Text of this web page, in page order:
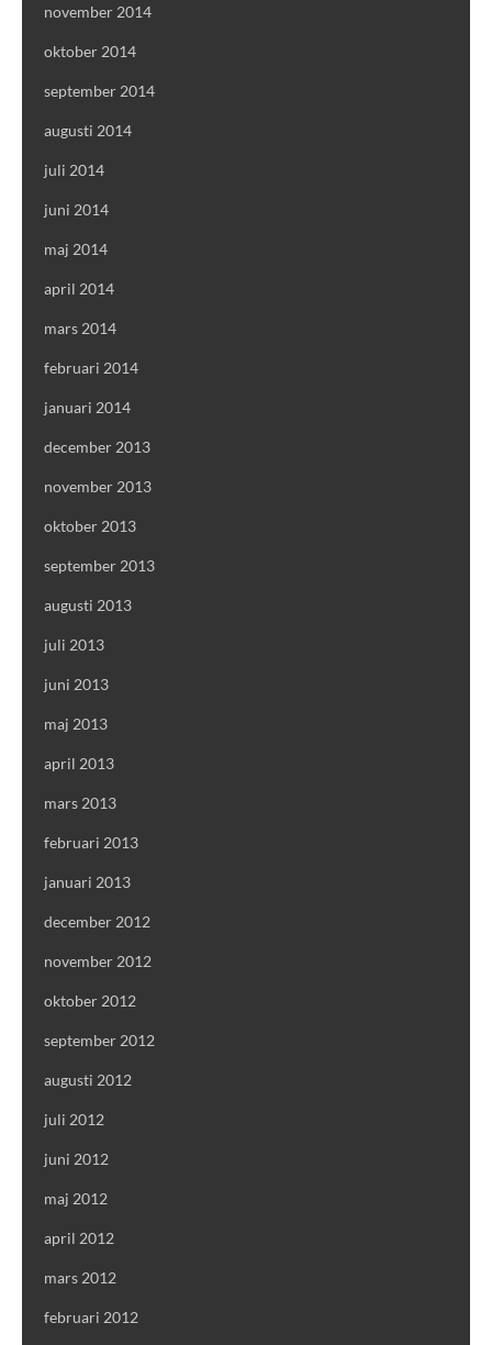
november 2014
oktober 2014
september 2014
augusti 2014
juli 2014
juni 2014
maj 2014
april 2014
mars 2014
februari 2014
januari 2014
december 2013
november 2013
oktober 2013
september 2013
augusti 2013
juli 2013
juni 2013
maj 2013
april 2013
mars 2013
februari 2013
januari 2013
december 2012
november 2012
oktober 2012
september 2012
augusti 2012
juli 2012
juni 2012
maj 2012
april 2012
mars 2012
februari 2012